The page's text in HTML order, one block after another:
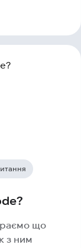
що
з ним